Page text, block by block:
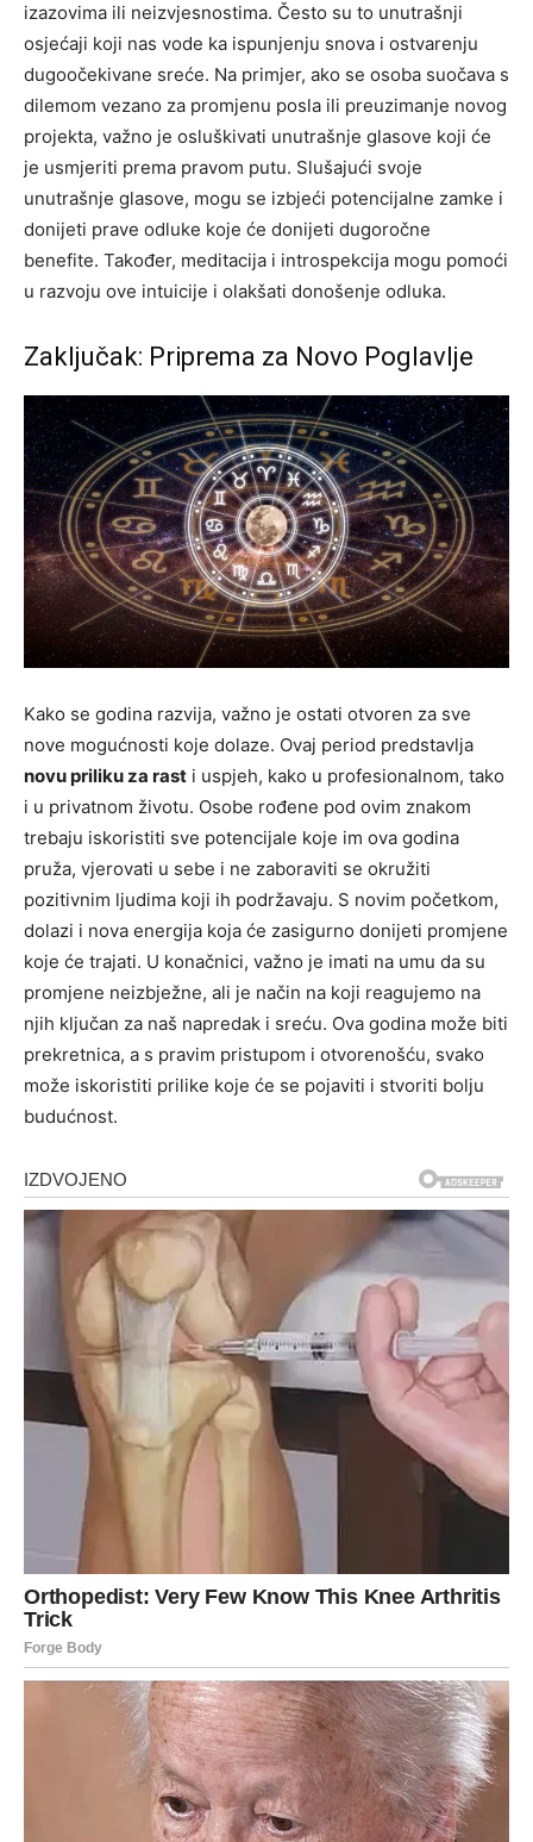
izazovima ili neizvjesnostima. Često su to unutrašnji
osjećaji koji nas vode ka ispunjenju snova i ostvarenju
dugoočekivane sreće. Na primjer, ako se osoba suočava s
dilemom vezano za promjenu posla ili preuzimanje novog
projekta, važno je osluškivati unutrašnje glasove koji će
je usmjeriti prema pravom putu. Slušajući svoje
unutrašnje glasove, mogu se izbjeći potencijalne zamke i
donijeti prave odluke koje će donijeti dugoročne
benefite. Također, meditacija i introspekcija mogu pomoći
u razvoju ove intuicije i olakšati donošenje odluka.
Zaključak: Priprema za Novo Poglavlje
Kako se godina razvija, važno je ostati otvoren za sve
nove mogućnosti koje dolaze. Ovaj period predstavlja
novu priliku za rast i uspjeh, kako u profesionalnom, tako
i u privatnom životu. Osobe rođene pod ovim znakom
trebaju iskoristiti sve potencijale koje im ova godina
pruža, vjerovati u sebe i ne zaboraviti se okružiti
pozitivnim ljudima koji ih podržavaju. S novim početkom,
dolazi i nova energija koja će zasigurno donijeti promjene
koje će trajati. U konačnici, važno je imati na umu da su
promjene neizbježne, ali je način na koji reagujemo na
njih ključan za naš napredak i sreću. Ova godina može biti
prekretnica, a s pravim pristupom i otvorenošću, svako
može iskoristiti prilike koje će se pojaviti i stvoriti bolju
budućnost.